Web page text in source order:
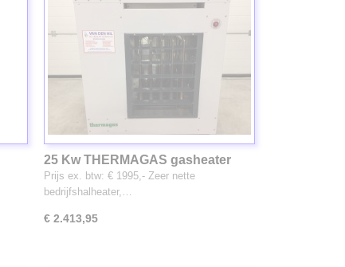
25 Kw THERMAGAS gasheater
(2088)
Prijs ex. btw: € 1995,- Zeer nette
bedrijfshalheater,…
€ 2.413,95